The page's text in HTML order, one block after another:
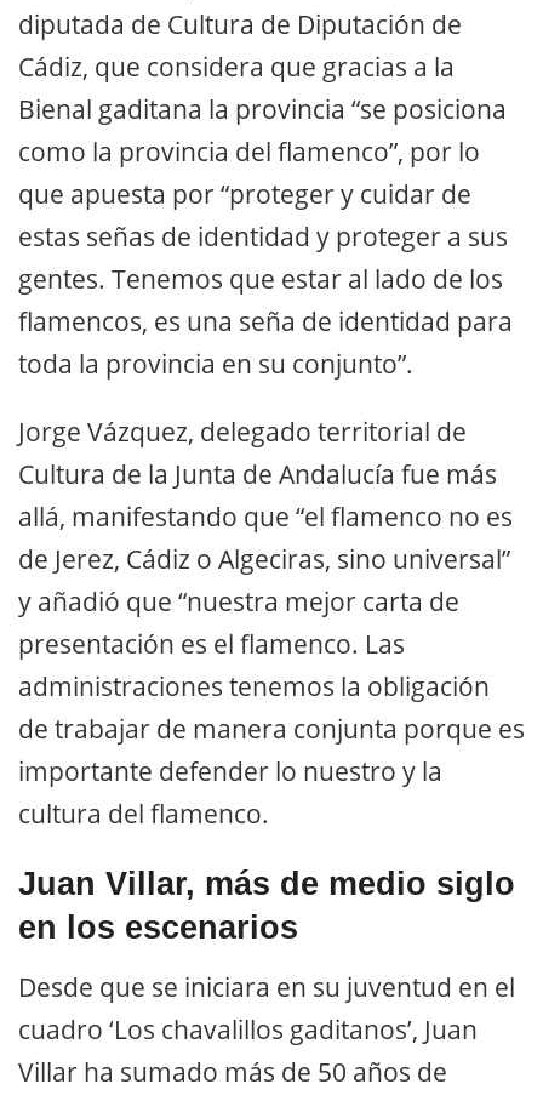
diputada de Cultura de Diputación de
Cádiz, que considera que gracias a la
Bienal gaditana la provincia “se posiciona
como la provincia del flamenco”, por lo
que apuesta por “proteger y cuidar de
estas señas de identidad y proteger a sus
gentes. Tenemos que estar al lado de los
flamencos, es una seña de identidad para
toda la provincia en su conjunto”.
Jorge Vázquez, delegado territorial de
Cultura de la Junta de Andalucía fue más
allá, manifestando que “el flamenco no es
de Jerez, Cádiz o Algeciras, sino universal”
y añadió que “nuestra mejor carta de
presentación es el flamenco. Las
administraciones tenemos la obligación
de trabajar de manera conjunta porque es
importante defender lo nuestro y la
cultura del flamenco.
Juan Villar, más de medio siglo
en los escenarios
Desde que se iniciara en su juventud en el
cuadro ‘Los chavalillos gaditanos’, Juan
Villar ha sumado más de 50 años de